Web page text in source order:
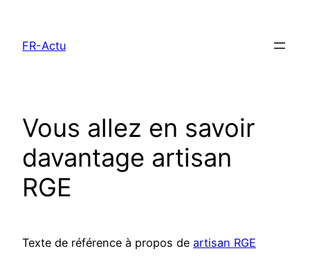
contenu
FR-Actu
Vous allez en savoir
davantage artisan
RGE
Texte de référence à propos de artisan RGE